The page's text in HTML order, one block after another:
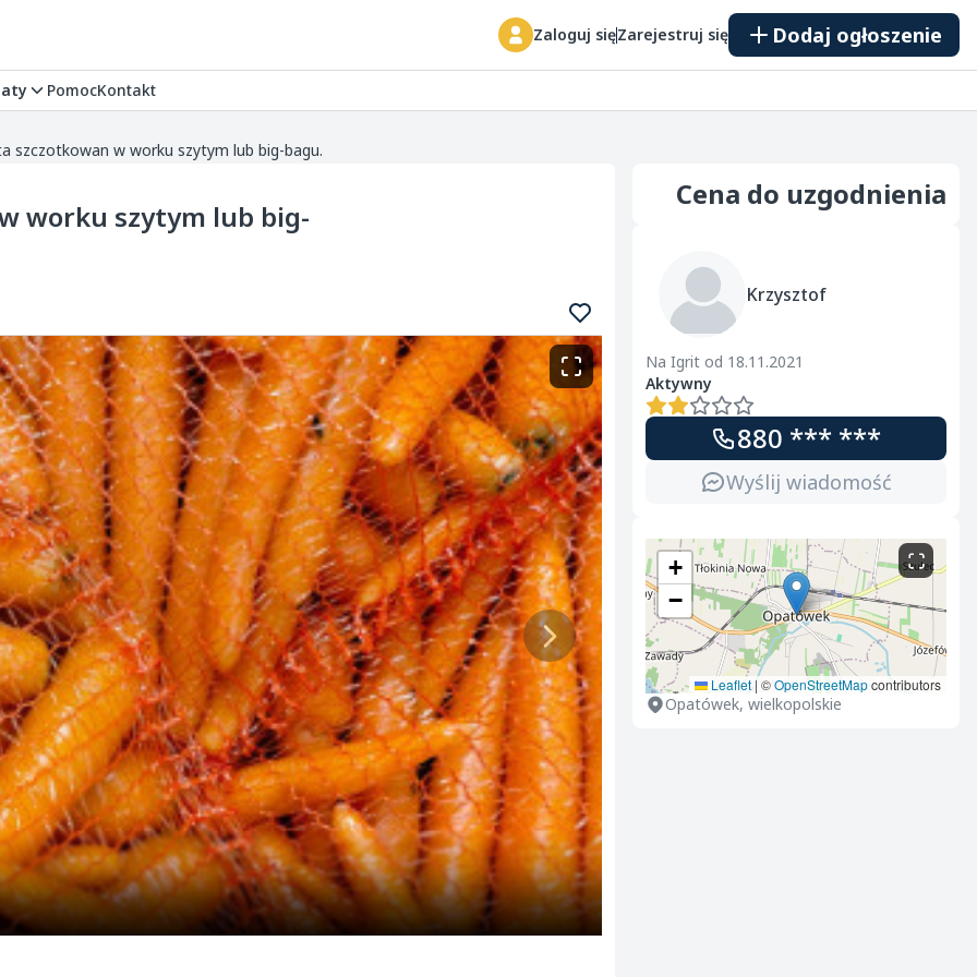
Zaloguj sięZarejestruj się Dodaj ogłoszenie
PomocKontakt
szczotkowan w worku szytym lub big-bagu.
worku szytym lub big-
Cena do uzgodnienia
Krzysztof
Na Igrit od 18.11.2021
Aktywny
880 *** ***
Wyślij wiadomość
+
−
Leaflet | ©OpenStreetMapcontributors
Opatówek, wielkopolskie